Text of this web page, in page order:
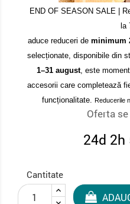
END OF SEASON SALE |
la
aduce reduceri de minimum
selecționate, disponibile din
1–31 august, este
accesorii care completează
funcționalitate. Reducerile
Oferta
24d 2h
Cantitate